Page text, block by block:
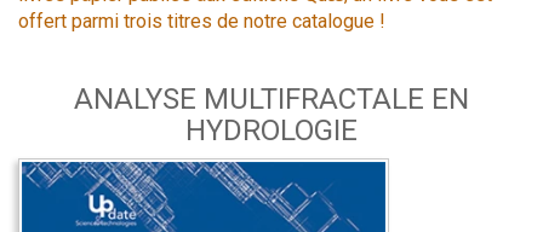
offert parmi trois titres de notre catalogue !
ANALYSE MULTIFRACTALE EN
HYDROLOGIE